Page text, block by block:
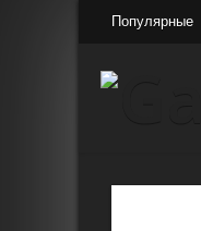
Популярные